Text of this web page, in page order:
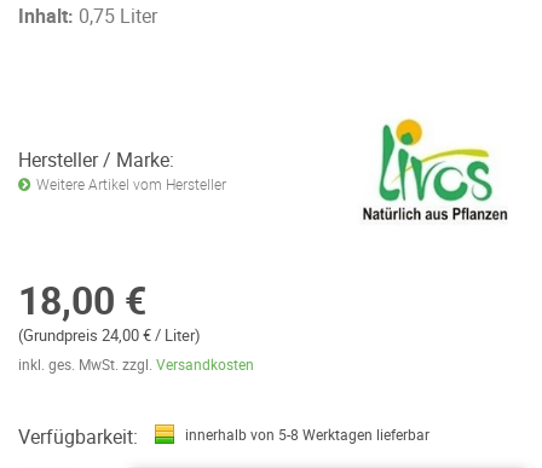
Inhalt: 0,75 Liter
Hersteller / Marke:
Weitere Artikel vom Hersteller
18,00 €
(Grundpreis 24,00 € / Liter)
inkl. ges. MwSt. zzgl. Versandkosten
Verfügbarkeit: innerhalb von 5-8 Werktagen lieferbar